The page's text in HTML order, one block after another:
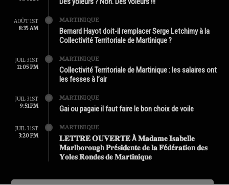
AOÛT 1ST
8:35 AM
MARTINIQUE
Bernard Hayot doit-il remplacer Serge Letchimy à la
Collectivité Territoriale de Martinique ?
JUIL 31ST
11:05 PM
MARTINIQUE
Collectivité Territoriale de Martinique : les salaires ont
les fesses à l’air
JUIL 31ST
9:51 PM
MARTINIQUE
Gai ou pagaie il faut faire le bon choix de voile
JUIL 31ST
3:20 PM
MARTINIQUE
𝐋𝐄𝐓𝐓𝐑𝐄 𝐎𝐔𝐕𝐄𝐑𝐓𝐄 À 𝐌𝐚𝐝𝐚𝐦𝐞 𝐈𝐬𝐚𝐛𝐞𝐥𝐥𝐞
𝐌𝐚𝐫𝐥𝐛𝐨𝐫𝐨𝐮𝐠𝐡 𝐏𝐫é𝐬𝐢𝐝𝐞𝐧𝐭𝐞 𝐝𝐞 𝐥𝐚 𝐅é𝐝é𝐫𝐚𝐭𝐢𝐨𝐧 𝐝𝐞𝐬
𝐘𝐨𝐥𝐞𝐬 𝐑𝐨𝐧𝐝𝐞𝐬 𝐝𝐞 𝐌𝐚𝐫𝐭𝐢𝐧𝐢𝐪𝐮𝐞